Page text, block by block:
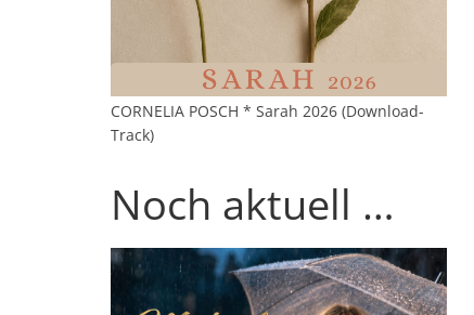
CORNELIA POSCH * Sarah 2026 (Download-
Track)
Noch aktuell …